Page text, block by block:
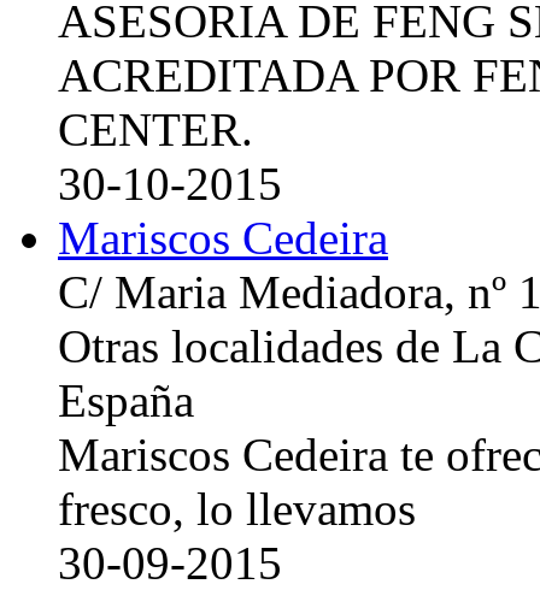
ASESORIA DE FENG
ACREDITADA POR
CENTER.
30-10-2015
Mariscos Cedeira
C/ Maria Mediadora, nº
Otras localidades de La
España
Mariscos Cedeira te
fresco, lo llevamos
30-09-2015